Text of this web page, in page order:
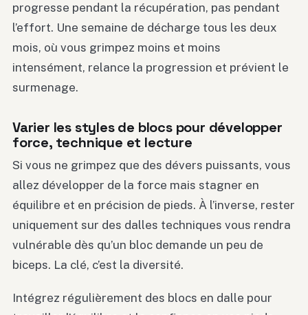
progresse pendant la récupération, pas pendant
l’effort. Une semaine de décharge tous les deux
mois, où vous grimpez moins et moins
intensément, relance la progression et prévient le
surmenage.
Varier les styles de blocs pour développer
force, technique et lecture
Si vous ne grimpez que des dévers puissants, vous
allez développer de la force mais stagner en
équilibre et en précision de pieds. À l’inverse, rester
uniquement sur des dalles techniques vous rendra
vulnérable dès qu’un bloc demande un peu de
biceps. La clé, c’est la diversité.
Intégrez régulièrement des blocs en dalle pour